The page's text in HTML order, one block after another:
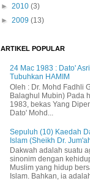
► 2010 (3)
► 2009 (13)
ARTIKEL POPULAR
24 Mac 1983 : Dato'
Tubuhkan HAMIM
Oleh : Dr. Mohd Fadhli
Balaghul Mubin) Pada
1983, bekas Yang
Dato' Mohd...
Sepuluh (10) Kaedah
Islam (Sheikh Dr.
Dakwah adalah suatu
sinonim dengan
Muslim yang hidup
Islam. Bahkan, ia